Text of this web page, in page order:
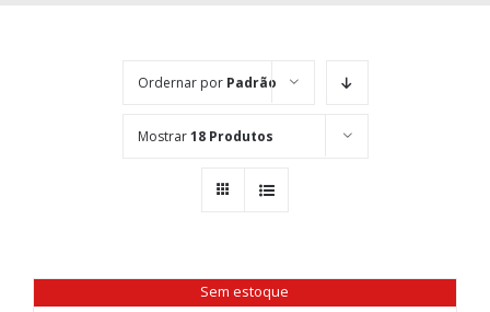
Ordernar por Padrão
Mostrar18 Produtos
Sem estoque